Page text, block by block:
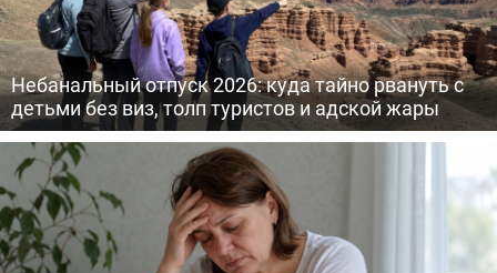
Небанальный отпуск 2026: куда тайно рвануть с
детьми без виз, толп туристов и адской жары